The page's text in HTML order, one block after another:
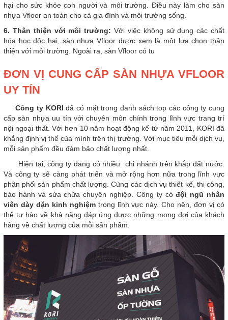
hại cho sức khỏe con người và môi trường. Điều này làm cho sàn
nhựa Vfloor an toàn cho cả gia đình và môi trường sống.
6. Thân thiện với môi trường: Với việc không sử dụng các chất
hóa học độc hại, sàn nhựa Vfloor được xem là một lựa chọn thân
thiện với môi trường. Ngoài ra, sàn Vfloor có tu
ĐƠN VỊ CUNG CẤP SÀN NHỰA VFLOOR
UY TÍN
Công ty KORIđã có mặt trong danh sách top các công ty cung
cấp sàn nhựa uu tín với chuyên môn chính trong lĩnh vực trang trí
nội ngoại thất. Với hơn 10 năm hoạt động kể từ năm 2011, KORI đã
khẳng định vị thế của mình trên thị trường. Với mục tiêu mỗi dịch vụ,
mỗi sản phẩm đều đảm bảo chất lượng nhất.
Hiện tại, công ty đang có nhiều chi nhánh trên khắp đất nước.
Và công ty sẽ càng phát triển và mở rộng hơn nữa trong lĩnh vực
phân phối sản phẩm chất lượng. Cùng các dịch vụ thiết kế, thi công,
bảo hành và sửa chữa chuyên nghiệp. Công ty cóđội ngũ nhân
viên dày dặn kinh nghiệm trong lĩnh vực này. Cho nên, đơn vị có
thể tự hào về khả năng đáp ứng được những mong đợi của khách
hàng về chất lượng của mỗi sản phẩm.